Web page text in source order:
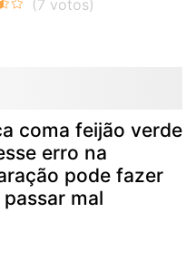
coma feijão verde
erro na
pode fazer
mal